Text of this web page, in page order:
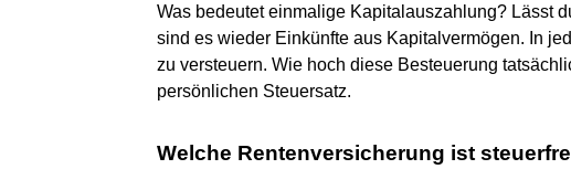
Was bedeutet einmalige Kapitalauszahlung? Lässt
sind es wieder Einkünfte aus Kapitalvermögen. In
zu versteuern. Wie hoch diese Besteuerung
persönlichen Steuersatz.
Welche Rentenversicherung ist